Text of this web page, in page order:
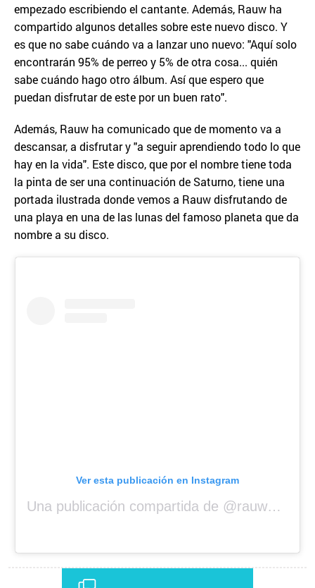
empezado escribiendo el cantante. Además, Rauw ha
compartido algunos detalles sobre este nuevo disco. Y
es que no sabe cuándo va a lanzar uno nuevo: "Aquí solo
encontrarán 95% de perreo y 5% de otra cosa... quién
sabe cuándo hago otro álbum. Así que espero que
puedan disfrutar de este por un buen rato".
Además, Rauw ha comunicado que de momento va a
descansar, a disfrutar y "a seguir aprendiendo todo lo que
hay en la vida". Este disco, que por el nombre tiene toda
la pinta de ser una continuación de Saturno, tiene una
portada ilustrada donde vemos a Rauw disfrutando de
una playa en una de las lunas del famoso planeta que da
nombre a su disco.
Ver esta publicación en Instagram
Una publicación compartida de @rauwalejandro